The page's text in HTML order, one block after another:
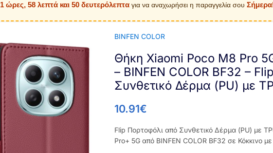
1 ώρες, 58 λεπτά και 50 δευτερόλεπταγια να αναχωρήσει η παραγγελία σου
BINFEN COLOR
Θήκη Xiaomi Poco M8 Pro
– BINFEN COLOR BF32 –
Συνθετικό Δέρμα (PU) με
10.91€
Flip Πορτοφόλι από Συνθετικό Δέρμα (PU) με
Pro+ 5G από BINFEN COLOR BF32 σε Κόκκινο με